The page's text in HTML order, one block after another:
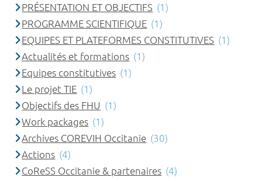
PRÉSENTATION ET OBJECTIFS (1)
PROGRAMME SCIENTIFIQUE (1)
EQUIPES ET PLATEFORMES CONSTITUTIVES (1)
Actualités et formations (1)
Equipes constitutives (1)
Le projet TIE (1)
Objectifs des FHU (1)
Work packages (1)
Archives COREVIH Occitanie (30)
Actions (4)
CoReSS Occitanie & partenaires (4)